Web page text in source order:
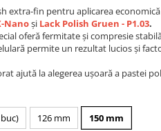
extra-fin pentru aplicarea
Nanoși Lack Polish Gruen - P1.03.
oferă fermitate și compresie
permite un rezultat lucios și
ajută la alegerea ușoară a pastei
126 mm 150 mm